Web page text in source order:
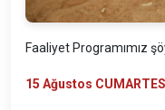
Faaliyet Programımız
15 Ağustos